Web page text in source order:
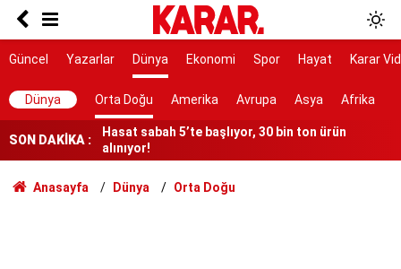
Güncel Yazarlar Dünya Ekonomi Spor Hayat Karar
Dünya Orta Doğu Amerika Avrupa Asya Afrika
SON DAKİKA :
Bahçeli, nikah şahidi oldu
Yeni Parti'ye yapılan bağış tutarı 9 günde 300
milyonu geçti
alınıyor!
Yargıya çok geniş takdir hakkı tanıyor
6 maddesi kabul edildi
Anasayfa Dünya Orta Doğu